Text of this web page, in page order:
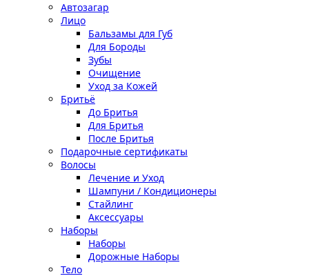
Автозагар
Лицо
Бальзамы для Губ
Для Бороды
Зубы
Очищение
Уход за Кожей
Бритьё
До Бритья
Для Бритья
После Бритья
Подарочные сертификаты
Волосы
Лечение и Уход
Шампуни / Кондиционеры
Стайлинг
Аксессуары
Наборы
Наборы
Дорожные Наборы
Тело